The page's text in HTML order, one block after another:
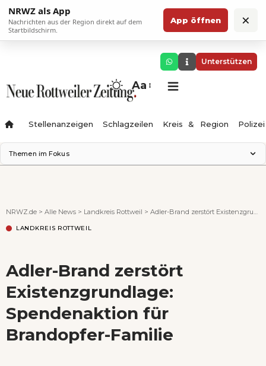
NRWZ als App
Nachrichten aus der Region direkt auf dem
Startbildschirm.
App öffnen ×
Unterstützen
Aa
Stellenanzeigen Schlagzeilen Kreis & Region Polizei
Themen im Fokus
Ferienzauber '26
Testturm
Wenn Orte erzählen ...
- Anzeige -
NRWZ.de > Alle News > Landkreis Rottweil > Adler-Brand zerstört Existenzgrundlage: Spendenaktion für Brandopfer-Familie
LANDKREIS ROTTWEIL
Adler-Brand zerstört
Existenzgrundlage:
Spendenaktion für
Brandopfer-Familie